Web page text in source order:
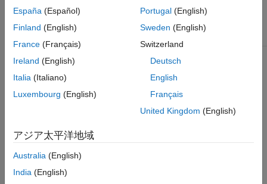
MDObj# Object of thebioma.data.MetaData
See Also
Representing Sample and Feature Metadata in MetaData
Objects
España (Español)
Finland (English)
France (Français)
Ireland (English)
Italia (Italiano)
Luxembourg (English)
Portugal(English)
Sweden (English)
Switzerland
Deutsch
English
Français
United Kingdom (English)
アジア太平洋地域
Australia (English)
India (English)